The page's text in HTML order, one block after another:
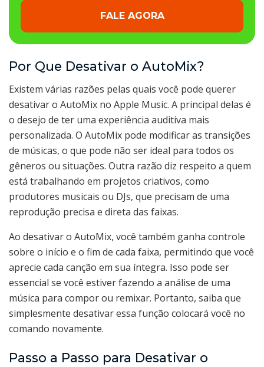
FALE AGORA
Por Que Desativar o AutoMix?
Existem várias razões pelas quais você pode querer
desativar o AutoMix no Apple Music. A principal delas é
o desejo de ter uma experiência auditiva mais
personalizada. O AutoMix pode modificar as transições
de músicas, o que pode não ser ideal para todos os
gêneros ou situações. Outra razão diz respeito a quem
está trabalhando em projetos criativos, como
produtores musicais ou DJs, que precisam de uma
reprodução precisa e direta das faixas.
Ao desativar o AutoMix, você também ganha controle
sobre o início e o fim de cada faixa, permitindo que você
aprecie cada canção em sua íntegra. Isso pode ser
essencial se você estiver fazendo a análise de uma
música para compor ou remixar. Portanto, saiba que
simplesmente desativar essa função colocará você no
comando novamente.
Passo a Passo para Desativar o